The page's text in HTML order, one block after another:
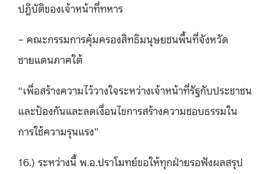
ปฎิบัติของเจ้าหน้าที่ทหาร
– คณะกรรมการคุ้มครองสิทธิมนุษยชนพื้นที่จังหวัด
ชายแดนภาคใต้
“เพื่อสร้างความไว้วางใจระหว่างเจ้าหน้าที่รัฐกับประชาชน
และป้องกันและลดเงื่อนไขการสร้างความชอบธรรมใน
การใช้ความรุนแรง”
16.) ระหว่างนี้ พ.อ.ปราโมทย์ขอให้ทุกฝ่ายรอฟังผลสรุป